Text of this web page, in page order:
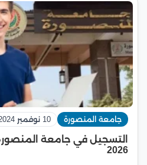
جامعة المنصورة 10 نوفمبر 2024
التسجيل في جامعة
2026